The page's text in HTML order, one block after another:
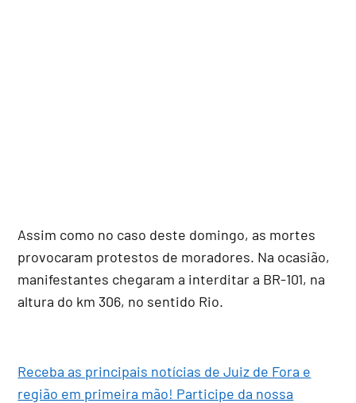
Assim como no caso deste domingo, as mortes
provocaram protestos de moradores. Na ocasião,
manifestantes chegaram a interditar a BR-101, na
altura do km 306, no sentido Rio.
Receba as principais notícias de Juiz de Fora e
região em primeira mão! Participe da nossa